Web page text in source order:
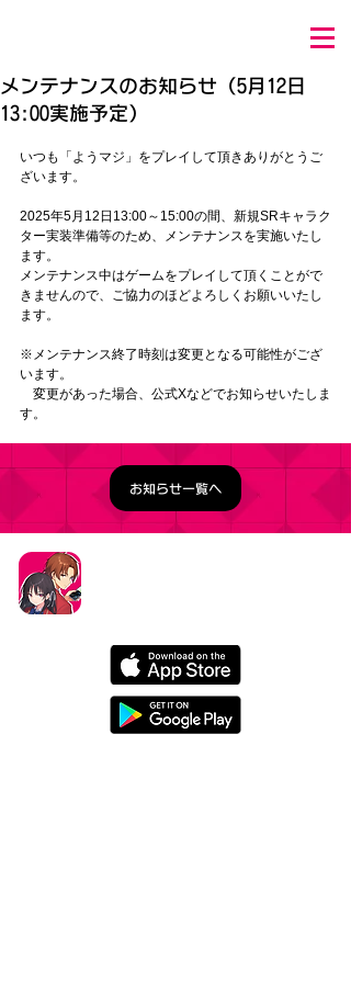
メンテナンスのお知らせ（5月12日
13:00実施予定）
いつも「ようマジ」をプレイして頂きありがとうご
ざいます。
2025年5月12日13:00～15:00の間、 新規SRキャラク
ター実装準備等のため、メンテナンスを実施いたし
ます。
メンテナンス中はゲームをプレイして頂くことがで
きませんので、ご協力のほどよろしくお願いいたし
ます。
※メンテナンス終了時刻は変更となる可能性がござ
います。
変更があった場合、公式Xなどでお知らせいたしま
す。
お知らせ一覧へ